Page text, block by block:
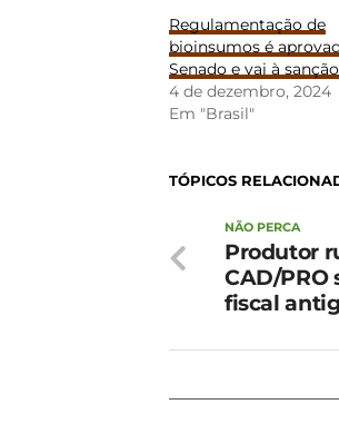
Regulamentação de
bioinsumos é
Senado e vai à sanção
4 de dezembro, 2024
Em "Brasil"
TÓPICOS
NÃO PERCA
Produtor
CAD/PRO
fiscal